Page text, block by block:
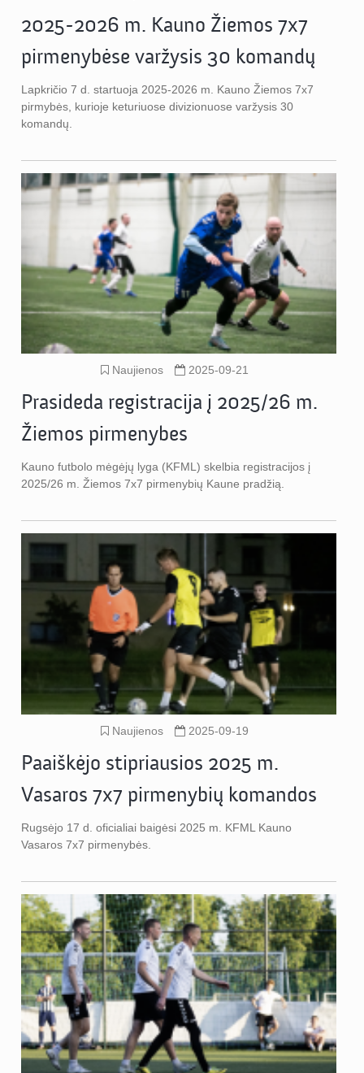
2025-2026 m. Kauno Žiemos 7x7
pirmenybėse varžysis 30 komandų
Lapkričio 7 d. startuoja 2025-2026 m. Kauno Žiemos 7x7
pirmybės, kurioje keturiuose divizionuose varžysis 30
komandų.
Naujienos 2025-09-21
Prasideda registracija į 2025/26 m.
Žiemos pirmenybes
Kauno futbolo mėgėjų lyga (KFML) skelbia registracijos į
2025/26 m. Žiemos 7x7 pirmenybių Kaune pradžią.
Naujienos 2025-09-19
Paaiškėjo stipriausios 2025 m.
Vasaros 7x7 pirmenybių komandos
Rugsėjo 17 d. oficialiai baigėsi 2025 m. KFML Kauno
Vasaros 7x7 pirmenybės.